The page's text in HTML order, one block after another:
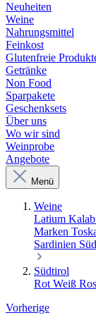
Neuheiten
Weine
Nahrungsmittel
Feinkost
Glutenfreie
Getränke
Non Food
Sparpakete
Geschenksets
Über uns
Wo wir sind
Weinprobe
Angebote
Menü
Weine
Latium
Marken
Sardinien
Südtirol
Rot Weiß
Vorherige